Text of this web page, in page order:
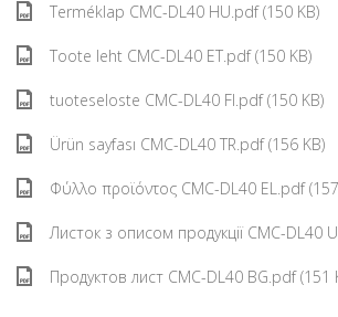
Terméklap CMC-DL40 HU.pdf (150 KB)
Toote leht CMC-DL40 ET.pdf (150 KB)
tuoteseloste CMC-DL40 FI.pdf (150 KB)
Ürün sayfası CMC-DL40 TR.pdf (156 KB)
Φύλλο προϊόντος CMC-DL40 EL.pdf
Листок з описом продукції CMC-DL40
Продуктов лист CMC-DL40 BG.pdf (151